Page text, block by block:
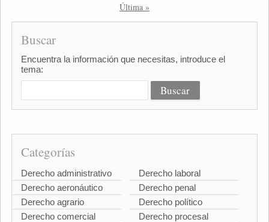
Última »
Buscar
Encuentra la información que necesitas, introduce el
tema:
Categorías
Derecho administrativo
Derecho aeronáutico
Derecho agrario
Derecho comercial
Derecho laboral
Derecho penal
Derecho político
Derecho procesal